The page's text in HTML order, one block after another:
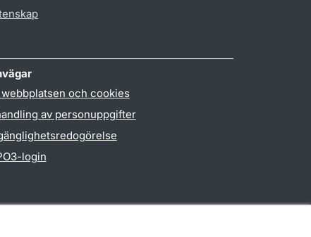
webbplatsen och cookies
av personuppgifter
login